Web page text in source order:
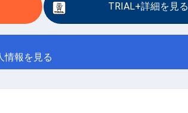
TRIAL+詳細を見る
情報を見る